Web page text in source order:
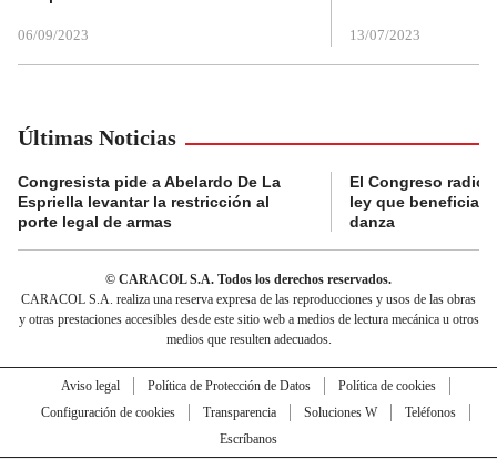
06/09/2023 13/07/2023
Últimas Noticias
Congresista pide a Abelardo De La
Espriella levantar la restricción al
porte legal de armas
El Congreso
ley que beneficia
danza
© CARACOL S.A. Todos los derechos reservados.
CARACOL S.A. realiza una reserva expresa de las reproducciones y usos de las obras
y otras prestaciones accesibles desde este sitio web a medios de lectura mecánica u otros
medios que resulten adecuados.
Aviso legal Política de Protección de Datos
Política de cookies
Configuración de cookies
Transparencia Soluciones W
Teléfonos
Escríbanos